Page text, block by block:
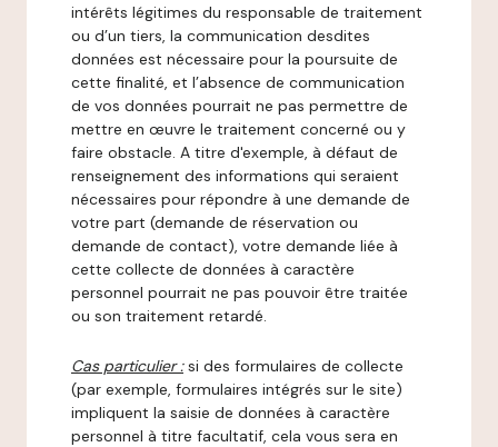
intérêts légitimes du responsable de traitement
ou d’un tiers, la communication desdites
données est nécessaire pour la poursuite de
cette finalité, et l’absence de communication
de vos données pourrait ne pas permettre de
mettre en œuvre le traitement concerné ou y
faire obstacle. A titre d'exemple, à défaut de
renseignement des informations qui seraient
nécessaires pour répondre à une demande de
votre part (demande de réservation ou
demande de contact), votre demande liée à
cette collecte de données à caractère
personnel pourrait ne pas pouvoir être traitée
ou son traitement retardé.
Cas particulier : si des formulaires de collecte
(par exemple, formulaires intégrés sur le site)
impliquent la saisie de données à caractère
personnel à titre facultatif, cela vous sera en